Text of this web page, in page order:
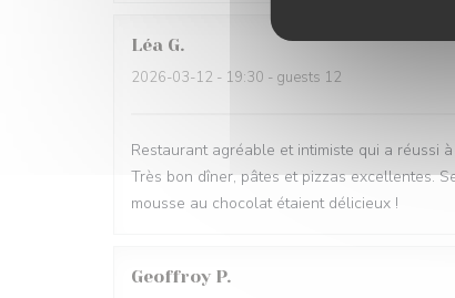
Léa G
2026-03-12 - 19:30 - guests 12
Restaurant agréable et intimiste qui a réussi
Très bon dîner, pâtes et pizzas excellentes.
mousse au chocolat étaient délicieux !
Geoffroy P